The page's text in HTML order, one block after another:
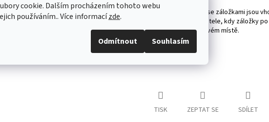
cookie. Dalším procházením tohoto webu
používáním.. Více informacízde.
Odmítnout Souhlasím
Podložky ve variantě se záložkami jsou
aktivní i neklidné uživatele, kdy záložky
podložka zůstala na svém místě.
TISK ZEPTAT SE SDÍLET